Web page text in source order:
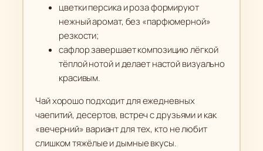
цветки персика и роза формируют
нежный аромат, без «парфюмерной»
резкости;
сафлор завершает композицию лёгкой
тёплой нотой и делает настой визуально
красивым.
Чай хорошо подходит для ежедневных
чаепитий, десертов, встреч с друзьями и как
«вечерний» вариант для тех, кто не любит
слишком тяжёлые и дымные вкусы.